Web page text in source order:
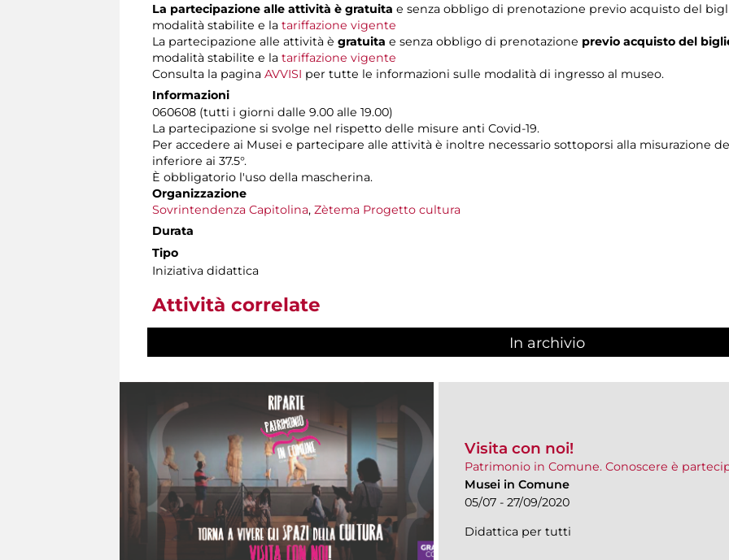
La partecipazione alle attività è gratuita e senza obbligo di prenotazione previo acquisto del
modalità stabilite e la tariffazione vigente
La partecipazione alle attività è gratuita e senza obbligo di prenotazione previo acquisto del
modalità stabilite e la tariffazione vigente
Consulta la pagina AVVISI per tutte le informazioni sulle modalità di ingresso al museo.
Informazioni
060608 (tutti i giorni dalle 9.00 alle 19.00)
La partecipazione si svolge nel rispetto delle misure anti Covid-19.
Per accedere ai Musei e partecipare alle attività è inoltre necessario sottoporsi alla misurazione
inferiore ai 37.5°.
È obbligatorio l'uso della mascherina.
Organizzazione
Sovrintendenza Capitolina, Zètema Progetto cultura
Durata
Tipo
Iniziativa didattica
Attività correlate
In archivio
Visita con noi!
Patrimonio in Comune. Conoscere è
Musei in Comune
05/07 - 27/09/2020
Didattica per tutti